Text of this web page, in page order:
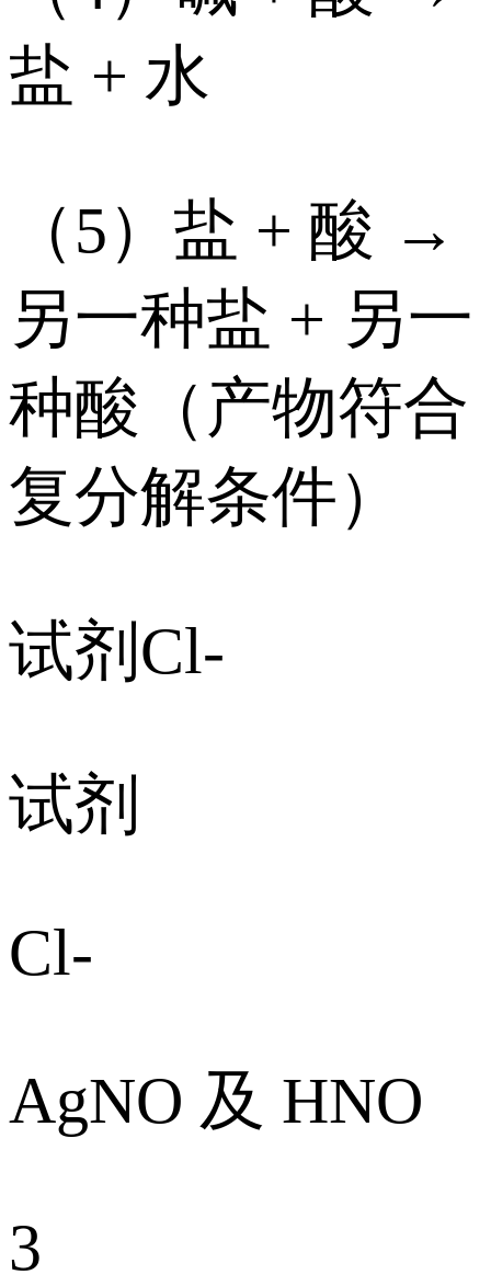
盐 + 水
（5）盐 + 酸 →
另一种盐 + 另一
种酸（产物符合
复分解条件）
试剂Cl-
试剂
Cl-
AgNO 及 HNO
3